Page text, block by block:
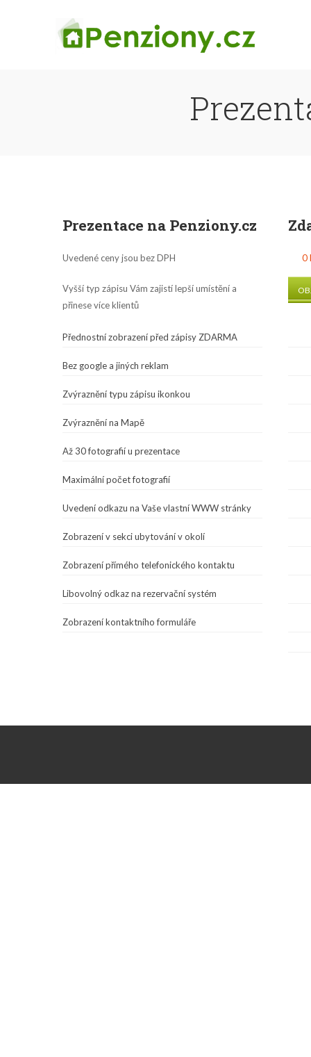
Prezentace na Penziony.cz
Uvedené ceny jsou bez DPH
Vyšší typ zápisu Vám zajistí lepší umístění a
přinese více klientů
0
Přednostní zobrazení před zápisy ZDARMA
Bez google a jiných reklam
Zvýraznění typu zápisu ikonkou
Zvýraznění na Mapě
Až 30 fotografií u prezentace
Maximální počet fotografií
Uvedení odkazu na Vaše vlastní WWW stránky
Zobrazení v sekci ubytování v okolí
Zobrazení přímého telefonického kontaktu
Libovolný odkaz na rezervační systém
Zobrazení kontaktního formuláře